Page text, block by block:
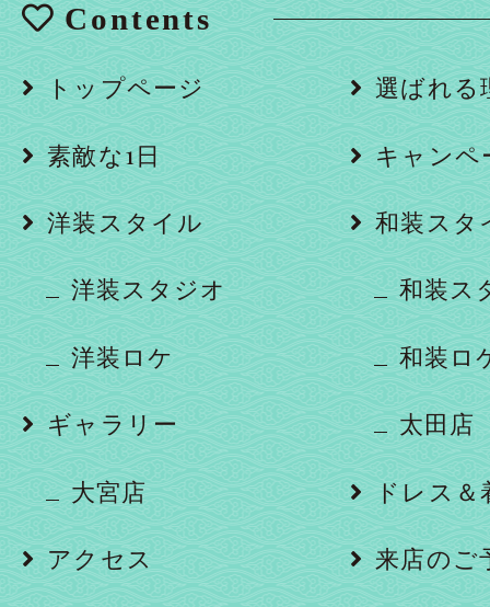
Contents
トップページ 選ばれる
素敵な1日 キャンペ
洋装スタイル
洋装スタジオ
洋装ロケ
和装スタ
和装ス
和装ロ
ギャラリー 太田店
大宮店 ドレス＆
アクセス 来店のご